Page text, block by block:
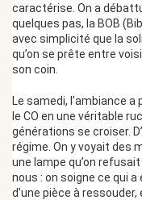
caractérise. On a
quelques pas, la BOB
avec simplicité que la
qu’on se prête entre
son coin.
Le samedi, l’ambiance
le CO en une véritable
générations se croiser.
régime. On y voyait des
une lampe qu’on refusait
nous : on soigne ce qui
d'une pièce à